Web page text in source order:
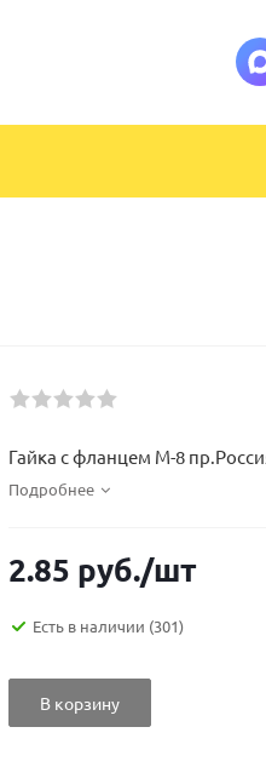
Гайка с фланцем М-8
Подробнее
2.85 руб./шт
Есть в наличии (301)
В корзину